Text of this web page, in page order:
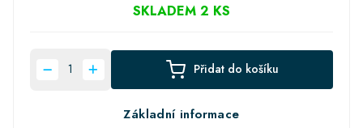
SKLADEM 2 KS
Přidat do košíku
Základní informace